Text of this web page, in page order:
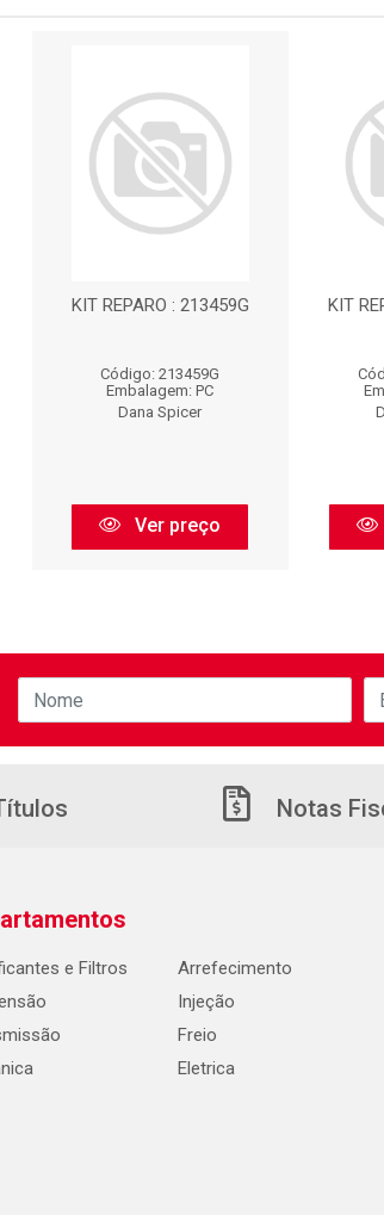
KIT REPARO : 213459G
Código: 213459G
Embalagem: PC
Dana Spicer
Ver preço
KIT
Notas
e Filtros
Arrefecimento
Injeção
Freio
Eletrica